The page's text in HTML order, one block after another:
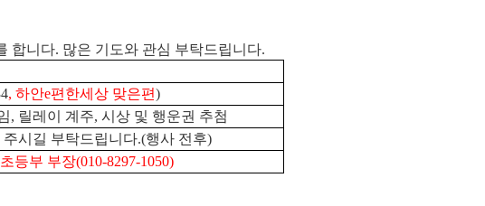
합니다. 많은 기도와 관심 부탁드립니다.
, 하안e편한세상 맞은편)
, 릴레이 계주, 시상 및 행운권 추첨
시길 부탁드립니다.(행사 전후)
등부 부장(010-8297-1050)